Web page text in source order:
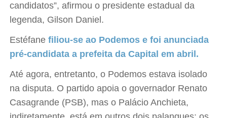
candidatos”, afirmou o presidente estadual da
legenda, Gilson Daniel.
Estéfane filiou-se ao Podemos e foi anunciada
pré-candidata a prefeita da Capital em abril.
Até agora, entretanto, o Podemos estava isolado
na disputa. O partido apoia o governador Renato
Casagrande (PSB), mas o Palácio Anchieta,